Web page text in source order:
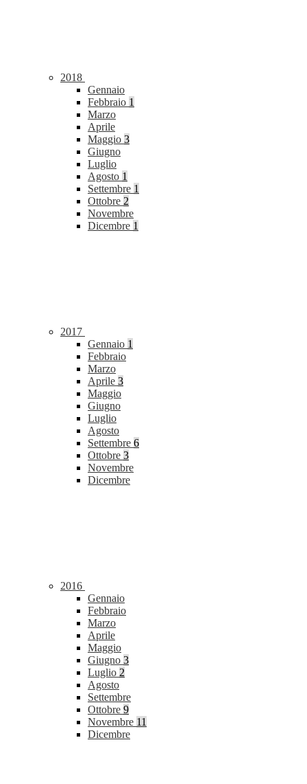
2018
Gennaio
Febbraio 1
Marzo
Aprile
Maggio 3
Giugno
Luglio
Agosto 1
Settembre 1
Ottobre 2
Novembre
Dicembre 1
2017
Gennaio 1
Febbraio
Marzo
Aprile 3
Maggio
Giugno
Luglio
Agosto
Settembre 6
Ottobre 3
Novembre
Dicembre
2016
Gennaio
Febbraio
Marzo
Aprile
Maggio
Giugno 3
Luglio 2
Agosto
Settembre
Ottobre 9
Novembre 11
Dicembre